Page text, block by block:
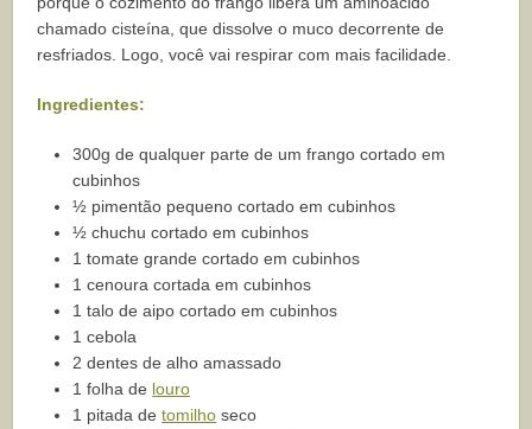
chamado cisteína, que dissolve o muco decorrente de
resfriados. Logo, você vai respirar com mais facilidade.
Ingredientes:
300g de qualquer parte de um frango cortado em
cubinhos
½ pimentão pequeno cortado em cubinhos
½ chuchu cortado em cubinhos
1 tomate grande cortado em cubinhos
1 cenoura cortada em cubinhos
1 talo de aipo cortado em cubinhos
1 cebola
2 dentes de alho amassado
1 folha de louro
1 pitada detomilho seco